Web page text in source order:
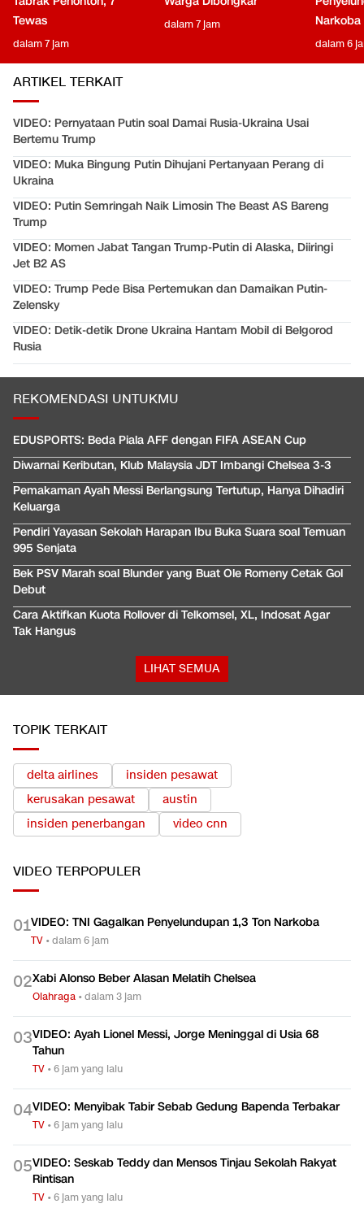
Tewas
dalam 7 jam
dalam 7 jam
Narkoba
dalam 6
ARTIKEL TERKAIT
VIDEO: Pernyataan Putin soal Damai Rusia-Ukraina Usai
Bertemu Trump
VIDEO: Muka Bingung Putin Dihujani Pertanyaan Perang di
Ukraina
VIDEO: Putin Semringah Naik Limosin The Beast AS Bareng
Trump
VIDEO: Momen Jabat Tangan Trump-Putin di Alaska, Diiringi
Jet B2 AS
VIDEO: Trump Pede Bisa Pertemukan dan Damaikan Putin-
Zelensky
VIDEO: Detik-detik Drone Ukraina Hantam Mobil di Belgorod
Rusia
REKOMENDASI UNTUKMU
EDUSPORTS: Beda Piala AFF dengan FIFA ASEAN Cup
Diwarnai Keributan, Klub Malaysia JDT Imbangi Chelsea 3-3
Pemakaman Ayah Messi Berlangsung Tertutup, Hanya Dihadiri
Keluarga
Pendiri Yayasan Sekolah Harapan Ibu Buka Suara soal Temuan
995 Senjata
Bek PSV Marah soal Blunder yang Buat Ole Romeny Cetak Gol
Debut
Cara Aktifkan Kuota Rollover di Telkomsel, XL, Indosat Agar
Tak Hangus
LIHAT SEMUA
TOPIK TERKAIT
delta airlines
insiden pesawat
kerusakan pesawat
austin
insiden penerbangan
video cnn
VIDEO TERPOPULER
01VIDEO: TNI Gagalkan Penyelundupan 1,3 Ton Narkoba
TV •dalam 6 jam
02Xabi Alonso Beber Alasan Melatih Chelsea
Olahraga •dalam 3 jam
03VIDEO: Ayah Lionel Messi, Jorge Meninggal di Usia 68
Tahun
TV •6 jam yang lalu
04VIDEO: Menyibak Tabir Sebab Gedung Bapenda Terbakar
TV •6 jam yang lalu
05VIDEO: Seskab Teddy dan Mensos Tinjau Sekolah Rakyat
Rintisan
TV •6 jam yang lalu